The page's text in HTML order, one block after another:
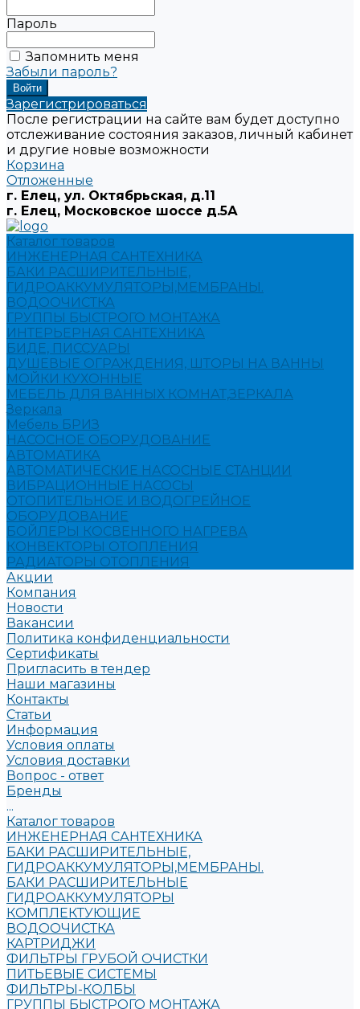
Пароль
Запомнить меня
Забыли пароль?
Зарегистрироваться
После регистрации на сайте вам будет доступно
отслеживание состояния заказов, личный кабинет
и другие новые возможности
Корзина
Отложенные
г. Елец, ул. Октябрьская, д.11
г. Елец, Московское шоссе д.5А
Каталог товаров
ИНЖЕНЕРНАЯ САНТЕХНИКА
БАКИ РАСШИРИТЕЛЬНЫЕ,
ГИДРОАККУМУЛЯТОРЫ,МЕМБРАНЫ.
ВОДООЧИСТКА
ГРУППЫ БЫСТРОГО МОНТАЖА
ИНТЕРЬЕРНАЯ САНТЕХНИКА
БИДЕ, ПИССУАРЫ
ДУШЕВЫЕ ОГРАЖДЕНИЯ, ШТОРЫ НА ВАННЫ
МОЙКИ КУХОННЫЕ
МЕБЕЛЬ ДЛЯ ВАННЫХ КОМНАТ,ЗЕРКАЛА
Зеркала
Мебель БРИЗ
НАСОСНОЕ ОБОРУДОВАНИЕ
АВТОМАТИКА
АВТОМАТИЧЕСКИЕ НАСОСНЫЕ СТАНЦИИ
ВИБРАЦИОННЫЕ НАСОСЫ
ОТОПИТЕЛЬНОЕ И ВОДОГРЕЙНОЕ
ОБОРУДОВАНИЕ
БОЙЛЕРЫ КОСВЕННОГО НАГРЕВА
КОНВЕКТОРЫ ОТОПЛЕНИЯ
РАДИАТОРЫ ОТОПЛЕНИЯ
Акции
Компания
Новости
Вакансии
Политика конфиденциальности
Сертификаты
Пригласить в тендер
Наши магазины
Контакты
Статьи
Информация
Условия оплаты
Условия доставки
Вопрос - ответ
Бренды
...
Каталог товаров
ИНЖЕНЕРНАЯ САНТЕХНИКА
БАКИ РАСШИРИТЕЛЬНЫЕ,
ГИДРОАККУМУЛЯТОРЫ,МЕМБРАНЫ.
БАКИ РАСШИРИТЕЛЬНЫЕ
ГИДРОАККУМУЛЯТОРЫ
КОМПЛЕКТУЮЩИЕ
ВОДООЧИСТКА
КАРТРИДЖИ
ФИЛЬТРЫ ГРУБОЙ ОЧИСТКИ
ПИТЬЕВЫЕ СИСТЕМЫ
ФИЛЬТРЫ-КОЛБЫ
ГРУППЫ БЫСТРОГО МОНТАЖА